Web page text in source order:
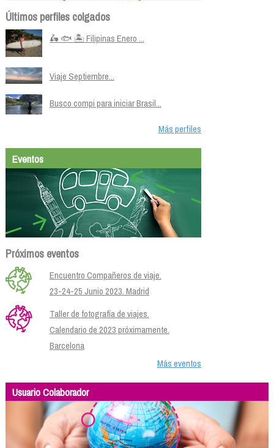
Últimos perfiles colgados
🛵 🐟 🏝️ Filipinas Enero ...
Viaje Septiembre...
Busco compi para iniciar Brasil...
Más perfiles
Eventos
Próximos eventos
Encuentro Compañeros de viaje.
23-24-25 Junio 2023. Madrid
Taller de fotografía de viajes.
Calendario de 2023 próximamente.
Barcelona
Más eventos
Usuario Colaborador